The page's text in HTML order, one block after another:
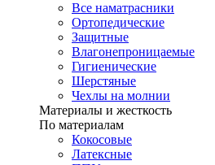
Все наматрасники
Ортопедические
Защитные
Влагонепроницаемые
Гигиенические
Шерстяные
Чехлы на молнии
Материалы и жесткость
По материалам
Кокосовые
Латексные